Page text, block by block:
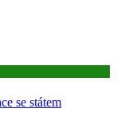
se státem